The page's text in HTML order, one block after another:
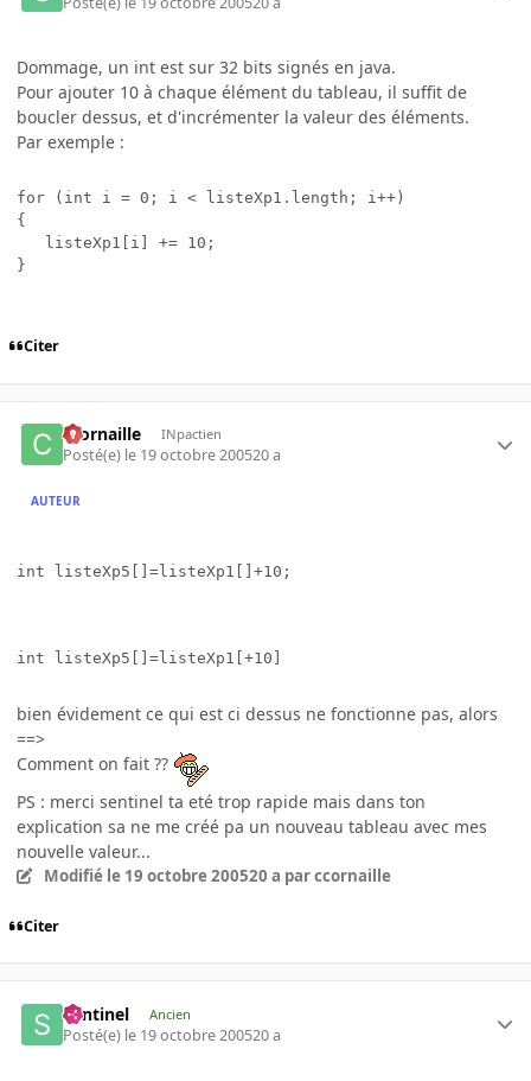
Dommage, un int est sur 32 bits signés en java.
Pour ajouter 10 à chaque élément du tableau, il suffit de
boucler dessus, et d'incrémenter la valeur des éléments.
Par exemple :
for (int i = 0; i < listeXp1.length; i++)
{
listeXp1[i] += 10;
Citer
ccornaille INpactien
Posté(e) le 19 octobre 200520 a
AUTEUR
int listeXp5[]=listeXp1[]+10;
int listeXp5[]=listeXp1[+10]
bien évidement ce qui est ci dessus ne fonctionne pas, alors
==>
Comment on fait ??
PS : merci sentinel ta eté trop rapide mais dans ton
explication sa ne me créé pa un nouveau tableau avec mes
nouvelle valeur...
Modifié le 19 octobre 200520 a par ccornaille
Citer
Sentinel Ancien
Posté(e) le 19 octobre 200520 a